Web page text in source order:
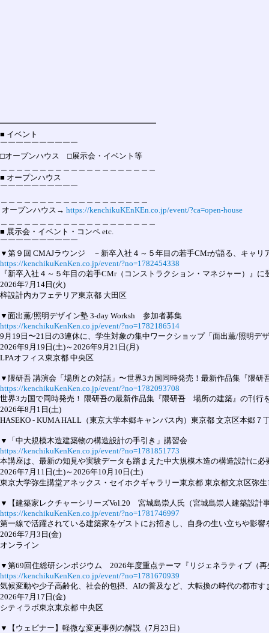
━━━━━━━━━━━━━━━━━━━━
■ イベント
￣￣￣￣￣￣￣￣￣￣
□オープンハウス　□展示会・イベント等
■ オープンハウス
￣￣￣￣￣￣￣￣￣￣
オープンハウス→ https://kenchikuKEnKEn.co.jp/event/?ca=open-house
■ 展示会・イベント・コンペ etc.
￣￣￣￣￣￣￣￣￣￣
https://kenchikuKenKen.co.jp/event/?no=1782454338
『新卒入社４～５年目の若手CMr（コンストラクション・マネジャー）』
2026年7月14日(火)
梓設計内カフェテリア東京都 大田区
https://kenchikuKenKen.co.jp/event/?no=1782186514
9月19日〜21日の3連休に、学生対象の集中ワークショップ「面出薫/照明
2026年9月19日(土)～2026年9月21日(月)
LPAオフィス東京都 中央区
https://kenchikuKenKen.co.jp/event/?no=1782093708
世界3カ国で同時発売！ 隈研吾の最新作品集『隈研吾　場所の建築』の刊
2026年8月1日(土)
HASEKO - KUMA HALL（東京大学本郷キャンパス内）東京都 文京区本郷７
https://kenchikuKenKen.co.jp/event/?no=1781851773
本講座は、最新の知見や実験データも踏まえた中大規模木造の構造設計に
2026年7月11日(土)～2026年10月10日(土)
東京大学弥生講堂アネックス・セイホクギャラリー東京都 東京都文京区弥生
▼【建築家レクチャーシリーズVol.20　宮城島崇人氏（宮城島崇人建築設計
https://kenchikuKenKen.co.jp/event/?no=1781746997
第一線で活躍されている建築家をゲストにお招きし、自身の生い立ちや影
2026年7月3日(金)
オンライン
https://kenchikuKenKen.co.jp/event/?no=1781670939
気候変動や少子高齢化、社会的包摂、AIの普及など、大転換の時代の都市
2026年7月17日(金)
シティラボ東京東京都 中央区